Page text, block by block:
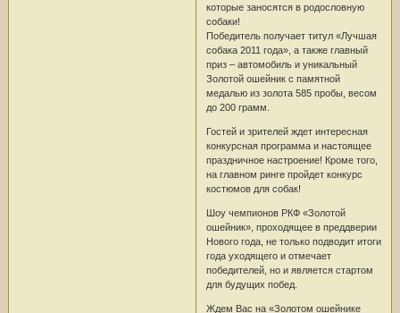
которые заносятся в родословную
собаки!
Победитель получает титул «Лучшая
собака 2011 года», а также главный
приз – автомобиль и уникальный
Золотой ошейник с памятной
медалью из золота 585 пробы, весом
до 200 грамм.
Гостей и зрителей ждет интересная
конкурсная программа и настоящее
праздничное настроение! Кроме того,
на главном ринге пройдет конкурс
костюмов для собак!
Шоу чемпионов РКФ «Золотой
ошейник», проходящее в преддверии
Нового года, не только подводит итоги
года уходящего и отмечает
победителей, но и является стартом
для будущих побед.
Ждем Вас на «Золотом ошейнике